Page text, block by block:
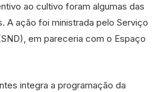
ao cultivo foram algumas das
A ação foi ministrada pelo Serviço
em pareceria com o Espaço